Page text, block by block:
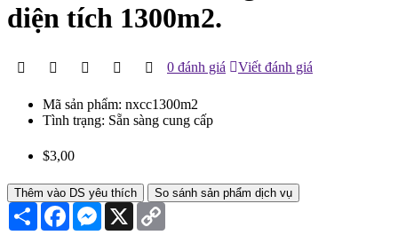
diện tích 1300m2.
0 đánh giá Viết đánh giá
Mã sản phẩm: nxcc1300m2
Tình trạng: Sẵn sàng cung cấp
$3,00
Thêm vào DS yêu thích So sánh sản phẩm dịch vụ
Chia
sẻ
FacebookMessenger
X